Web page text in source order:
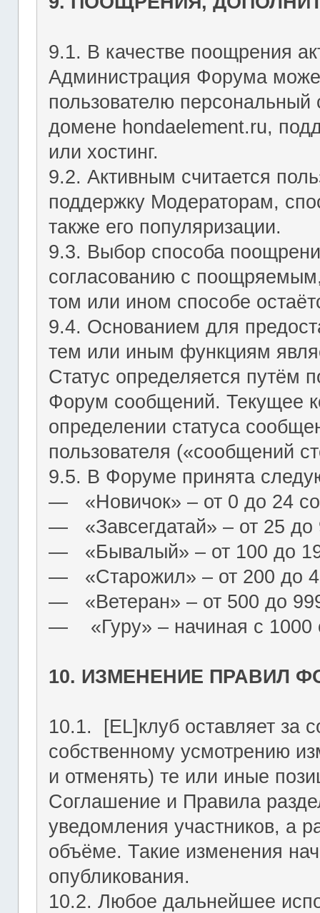
9.1. В качестве поощрения
Администрация Форума
пользователю персональный
домене hondaelement.ru,
или хостинг.
9.2. Активным считается
поддержку Модераторам,
также его популяризации.
9.3. Выбор способа
согласованию с
том или ином способе
9.4. Основанием для
тем или иным функциям
Статус определяется путём
Форум сообщений. Текущее
определении статуса
пользователя («сообщений
9.5. В Форуме принята
― «Новичок» – от 0 до 24
― «Завсегдатай» – от 25 до
― «Бывалый» – от 100 до
― «Старожил» – от 200 до
― «Ветеран» – от 500 до
― «Гуру» – начиная с 1000
10. ИЗМЕНЕНИЕ ПРАВИЛ
10.1. [EL]клуб оставляет за
собственному усмотрению
и отменять) те или иные
Соглашение и Правила
уведомления участников, а
объёме. Такие изменения
опубликования.
10.2. Любое дальнейшее